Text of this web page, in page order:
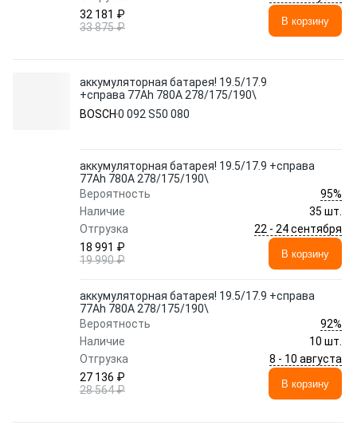
32 181 ₽
33 875 ₽
В корзину
аккумуляторная батарея! 19.5/17.9
+справа 77Ah 780A 278/175/190\
BOSCH 0 092 S50 080
аккумуляторная батарея! 19.5/17.9 +справа
77Ah 780A 278/175/190\
Вероятность
95%
Наличие
35 шт.
Отгрузка
22 - 24 сентября
18 991 ₽
19 990 ₽
В корзину
аккумуляторная батарея! 19.5/17.9 +справа
77Ah 780A 278/175/190\
Вероятность
92%
Наличие
10 шт.
Отгрузка
8 - 10 августа
27 136 ₽
28 564 ₽
В корзину